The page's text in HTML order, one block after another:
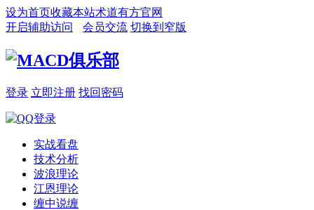
设为首页收藏本站术道有方官网
开启辅助访问
会员交流 切换到窄版
登录 立即注册 找回密码
实战看盘
技术分析
波浪理论
江恩理论
缠中说缠